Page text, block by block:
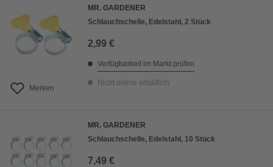
Merken
MR. GARDENER
Schlauchschelle, Edelstahl, 2 Stück
2,99 €
Verfügbarkeit im Markt prüfen
Nicht online erhältlich
MR. GARDENER
Schlauchschelle, Edelstahl, 10 Stück
7,49 €